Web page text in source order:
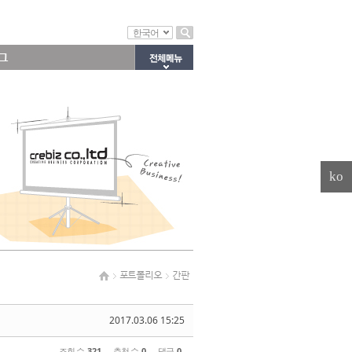
한국어
포트폴리오 간판
2017.03.06 15:25
ko